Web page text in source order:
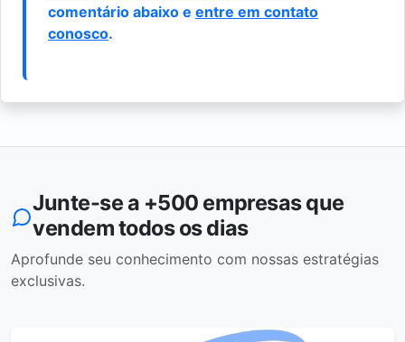
comentário abaixo e entre em contato
conosco.
Junte-se a +500 empresas que
vendem todos os dias
Aprofunde seu conhecimento com nossas estratégias
exclusivas.